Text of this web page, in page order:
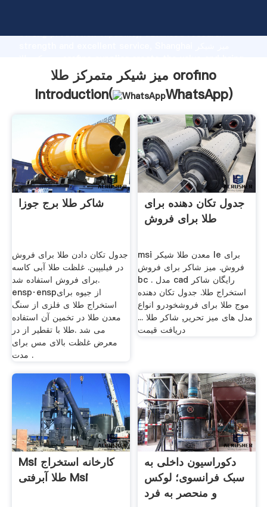
strong production capability, advanced research
values to all of customers.
میز شیکر متمرکز طلا orofino
Introduction(
WhatsApp)
شاکر طلا برج جوزا
جدول تکان دادن طلا برای فروش
در فیلیپین. غلظت طلا آبی کاسه
برای فروش استفاده شد.
ensp·enspاز جیوه برای
استخراج طلا ی فلزی از سنگ
معدن طلا در تخمین آن استفاده
می شد .طلا با تقطیر از در
معرض غلظت بالای مس برای
مدت .
جدول تکان دهنده برای
طلا برای فروش
msi معدن طلا شیکر le برای
فروش. میز شاکر برای فروش
bc . مدل cad رایگان شاکر
استخراج طلا. جدول تکان دهنده
موج طلا برای فروشخودرو انواع
مدل های میز تحریر, شاکر طلا ...
دریافت قیمت
Msi کارخانه استخراج
طلا آبرفتی Msi
دکوراسیون داخلی به
سبک فرانسوی؛ لوکس
و منحصر به فرد